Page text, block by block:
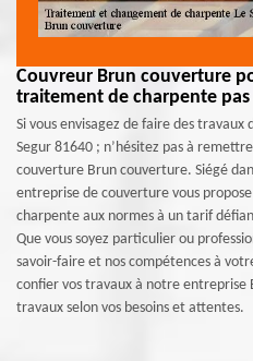
Couvreur Brun couverture
traitement de charpente pas
Si vous envisagez de faire des
Segur 81640 ; n’hésitez pas à
couverture Brun couverture. Siégé
entreprise de couverture vous
charpente aux normes à un tarif
Que vous soyez particulier ou
savoir-faire et nos compétences à
confier vos travaux à notre entreprise
travaux selon vos besoins et attentes.